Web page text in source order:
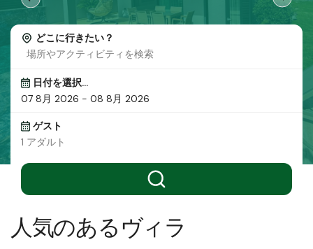
どこに行きたい？
場所やアクティビティを検索
日付を選択...
ゲスト
1 アダルト
人気のあるヴィラ